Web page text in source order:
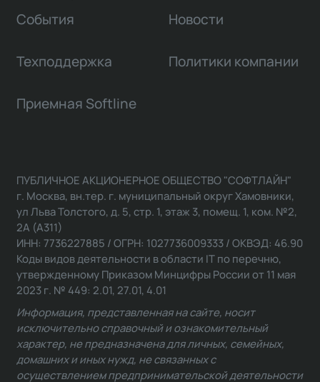
События Новости
Техподдержка Политики компании
Приемная Softline
ПУБЛИЧНОЕ АКЦИОНЕРНОЕ ОБЩЕСТВО "СОФТЛАЙН"
г. Москва, вн.тер. г. муниципальный округ Хамовники,
ул Льва Толстого, д. 5, стр. 1, этаж 3, помещ. 1, ком. №2,
2А (А311)
ИНН: 7736227885 / ОГРН: 1027736009333 / ОКВЭД: 46.90
Коды видов деятельности в области IT по перечню,
утвержденному Приказом Минцифры России от 11 мая
2023 г. № 449: 2.01, 27.01, 4.01
Информация, представленная на сайте, носит
исключительно справочный и ознакомительный
характер, не предназначена для личных, семейных,
домашних и иных нужд, не связанных с
осуществлением предпринимательской деятельности